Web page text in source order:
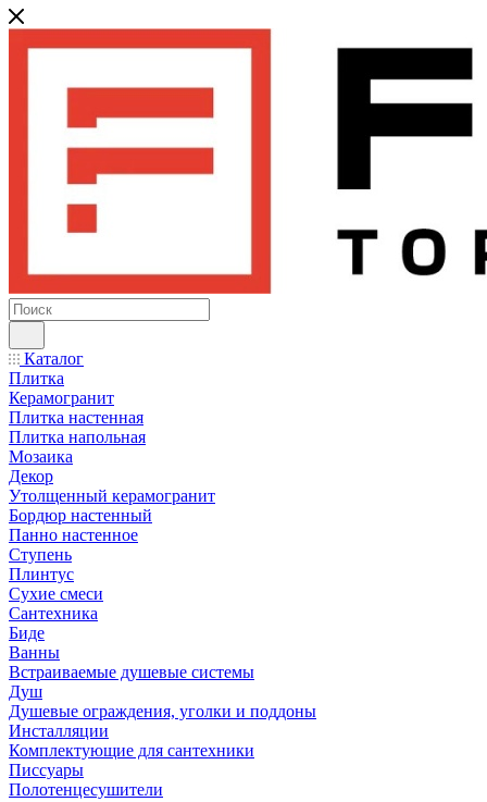
Каталог
Плитка
Керамогранит
Плитка настенная
Плитка напольная
Мозаика
Декор
Утолщенный керамогранит
Бордюр настенный
Панно настенное
Ступень
Плинтус
Сухие смеси
Сантехника
Биде
Ванны
Встраиваемые душевые системы
Душ
Душевые ограждения, уголки и поддоны
Инсталляции
Комплектующие для сантехники
Писсуары
Полотенцесушители